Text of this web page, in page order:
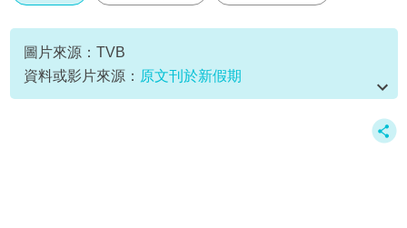
家庭關係
陳旭培
圖片來源：TVB
資料或影片來源： 原文刊於新假期